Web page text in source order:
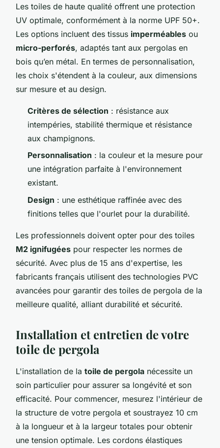
Les toiles de haute qualité offrent une protection
UV optimale, conformément à la norme UPF 50+.
Les options incluent des tissus imperméables ou
micro-perforés, adaptés tant aux pergolas en
bois qu’en métal. En termes de personnalisation,
les choix s'étendent à la couleur, aux dimensions
sur mesure et au design.
Critères de sélection : résistance aux
intempéries, stabilité thermique et résistance
aux champignons.
Personnalisation : la couleur et la mesure pour
une intégration parfaite à l'environnement
existant.
Design : une esthétique raffinée avec des
finitions telles que l'ourlet pour la durabilité.
Les professionnels doivent opter pour des toiles
M2 ignifugées pour respecter les normes de
sécurité. Avec plus de 15 ans d'expertise, les
fabricants français utilisent des technologies PVC
avancées pour garantir des toiles de pergola de la
meilleure qualité, alliant durabilité et sécurité.
Installation et entretien de votre
toile de pergola
L'installation de la toile de pergola nécessite un
soin particulier pour assurer sa longévité et son
efficacité. Pour commencer, mesurez l'intérieur de
la structure de votre pergola et soustrayez 10 cm
à la longueur et à la largeur totales pour obtenir
une tension optimale. Les cordons élastiques